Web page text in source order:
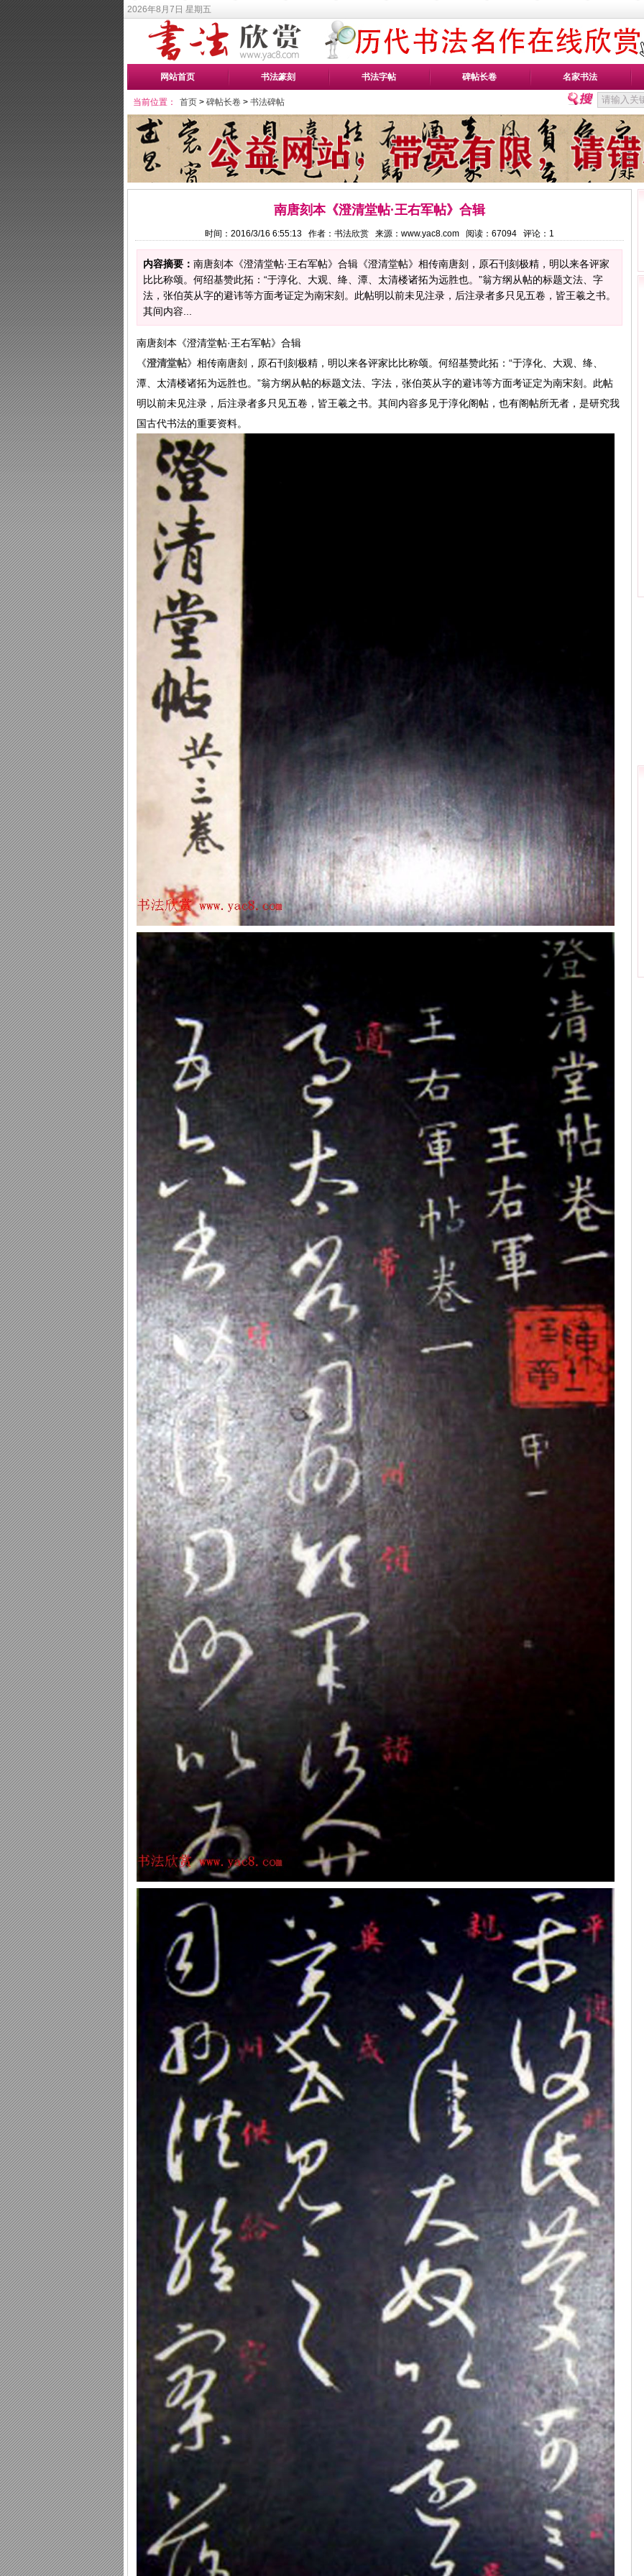
2026年8月7日 星期五
网站首页 书法篆刻 书法字帖 碑帖长卷 名家书法
当前位置： 首页 > 碑帖长卷 > 书法碑帖
南唐刻本《澄清堂帖·王右军帖》合辑
时间：2016/3/16 6:55:13 作者：书法欣赏 来源：www.yac8.com 阅读： 67094 评论： 1
内容摘要： 南唐刻本《澄清堂帖·王右军帖》合辑《澄清堂帖》相传南唐刻，原石刊刻极精，明以来各评家
比比称颂。何绍基赞此拓：“于淳化、大观、绛、潭、太清楼诸拓为远胜也。”翁方纲从帖的标题文法、字
法，张伯英从字的避讳等方面考证定为南宋刻。此帖明以前未见注录，后注录者多只见五卷，皆王羲之书。
其间内容...
南唐刻本《澄清堂帖·王右军帖》合辑
《澄清堂帖》相传南唐刻，原石刊刻极精，明以来各评家比比称颂。何绍基赞此拓：“于淳化、大观、绛、
潭、太清楼诸拓为远胜也。”翁方纲从帖的标题文法、字法，张伯英从字的避讳等方面考证定为南宋刻。此帖
明以前未见注录，后注录者多只见五卷，皆王羲之书。其间内容多见于淳化阁帖，也有阁帖所无者，是研究我
国古代书法的重要资料。